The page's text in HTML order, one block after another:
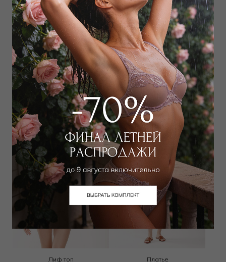
Лиф мягкий
11 000₽ 6 750₽
Выбрать размер
Лиф топ
11 000₽ 6 750₽
Выбрать размер
Лиф топ
Платье